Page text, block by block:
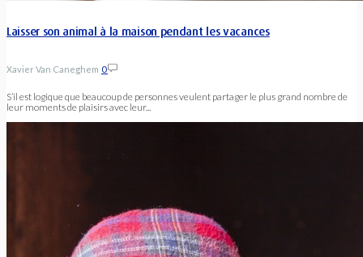
Laisser son animal à la maison pendant les vacances
Xavier Van Caneghem 0
S’il est logique que beaucoup de personnes veulent partager le plus grand nombre de
leur moments de plaisirs avec leur...